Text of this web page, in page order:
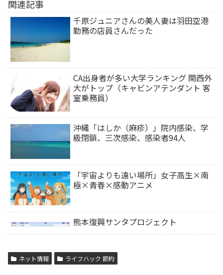
関連記事
千原ジュニアさんの美人妻は羽田空港
勤務の店員さんだった
CA出身者が多い大学ランキング 関西外
大がトップ（キャビンアテンダント 客
室乗務員）
沖縄「はしか（麻疹）」院内感染、学
級閉鎖、三次感染、感染者94人
「宇宙よりも遠い場所」女子高生×南
極×青春×感動アニメ
熊本復興サンタプロジェクト
ネット情報 ライフハック 節約